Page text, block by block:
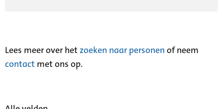
Lees meer over het zoeken naar personen of neem
contact met ons op.